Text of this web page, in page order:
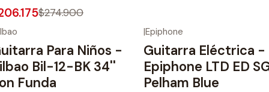
$274.900
Para Niños -
Bil-12-BK 34''
Funda
|Epiphone
Guitarra Eléctrica -
Epiphone LTD ED
Pelham Blue